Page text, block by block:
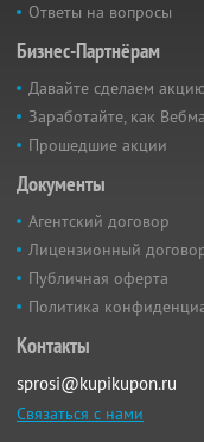
Ответы на вопросы
Бизнес-Партнёрам
Давайте сделаем
Заработайте, как
Прошедшие акции
Документы
Агентский договор
Лицензионный
Публичная оферта
Политика
Контакты
sprosi@kupikupon.ru
Связаться с нами